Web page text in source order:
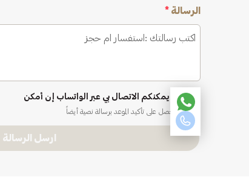
الرسالة *
نعم، يمكنكم الاتصال بي عبر الواتساب إن أمكن
ستحصل على تأكيد الموعد برسالة نصية أيضاً
ارسل الرسالة